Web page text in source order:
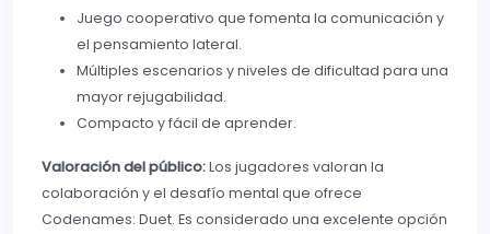
Juego cooperativo que fomenta la comunicación y
el pensamiento lateral.
Múltiples escenarios y niveles de dificultad para una
mayor rejugabilidad.
Compacto y fácil de aprender.
Valoración del público:Los jugadores valoran la
colaboración y el desafío mental que ofrece
Codenames: Duet. Es considerado una excelente opción